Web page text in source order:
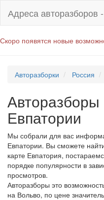
Адреса авторазборов
Скоро появятся новые
Авторазборки Россия
Евпатории
Мы собрали для вас
Евпатории. Вы сможете
карте Евпатория,
порядке популярности в
просмотров.
Авторазборы это
на Вольво, по цене